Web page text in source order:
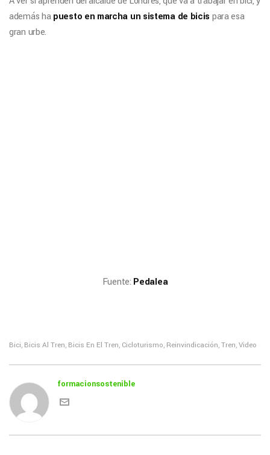
además hapuesto en marcha un sistema de bicis para esa
gran urbe.
Fuente: Pedalea
Bici, Bicis Al Tren, Bicis En El Tren, Cicloturismo, Reinvindicación, Tren, Video
formacionsostenible